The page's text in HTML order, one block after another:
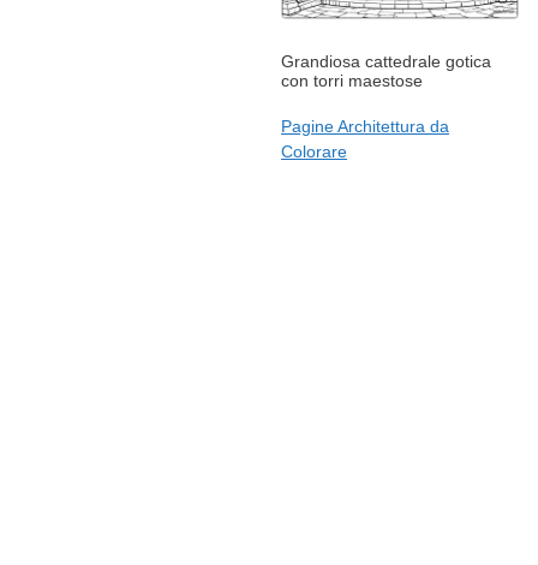
Grandiosa cattedrale gotica
con torri maestose
Pagine Architettura da
Colorare